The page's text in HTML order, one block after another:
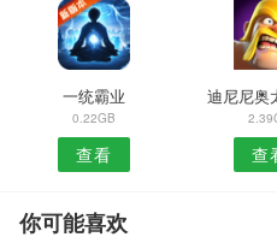
一统霸业
0.22GB
查看
迪尼尼奥
查
你可能喜欢